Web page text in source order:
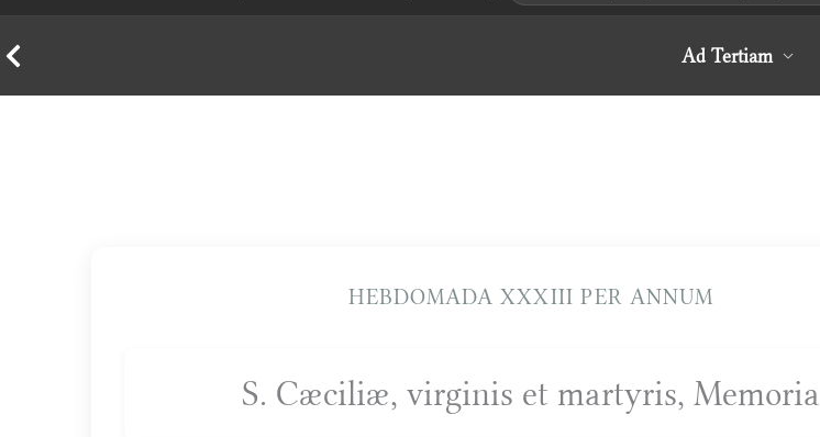
Ad Tertiam
HEBDOMADA XXXIII PER ANNUM
S. Cæciliæ, virginis et martyris, Memoria